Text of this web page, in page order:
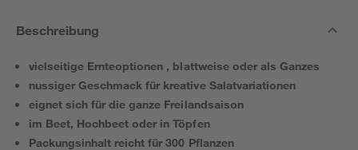
Beschreibung
vielseitige Ernteoptionen , blattweise oder als Ganzes
nussiger Geschmack für kreative Salatvariationen
eignet sich für die ganze Freilandsaison
im Beet, Hochbeet oder in Töpfen
Packungsinhalt reicht für 300 Pflanzen